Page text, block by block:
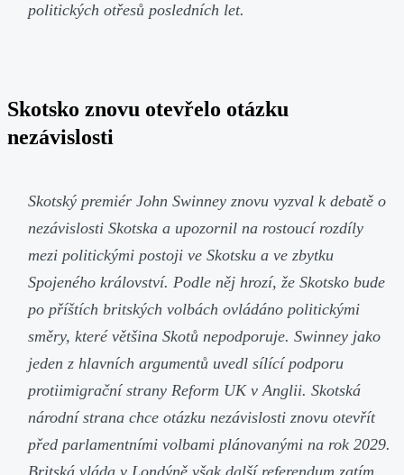
politických otřesů posledních let.
Skotsko znovu otevřelo otázku
nezávislosti
Skotský premiér John Swinney znovu vyzval k debatě o
nezávislosti Skotska a upozornil na rostoucí rozdíly
mezi politickými postoji ve Skotsku a ve zbytku
Spojeného království. Podle něj hrozí, že Skotsko bude
po příštích britských volbách ovládáno politickými
směry, které většina Skotů nepodporuje. Swinney jako
jeden z hlavních argumentů uvedl sílící podporu
protiimigrační strany Reform UK v Anglii. Skotská
národní strana chce otázku nezávislosti znovu otevřít
před parlamentními volbami plánovanými na rok 2029.